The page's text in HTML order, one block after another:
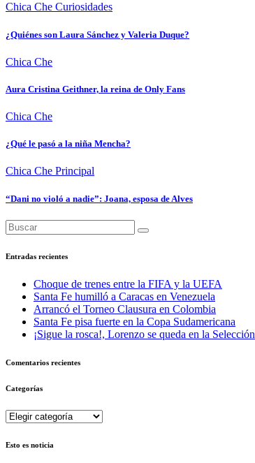
Chica Che Curiosidades
¿Quiénes son Laura Sánchez y Valeria Duque?
Chica Che
Aura Cristina Geithner, la reina de Only Fans
Chica Che
¿Qué le pasó a la niña Mencha?
Chica Che Principal
“Dani no violó a nadie”: Joana, esposa de Alves
Entradas recientes
Choque de trenes entre la FIFA y la UEFA
Santa Fe humilló a Caracas en Venezuela
Arrancó el Torneo Clausura en Colombia
Santa Fe pisa fuerte en la Copa Sudamericana
¡Sigue la rosca!, Lorenzo se queda en la Selección
Comentarios recientes
Categorías
Categorías
Esto es noticia